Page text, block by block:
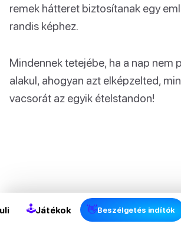
remek hátteret biztosítanak egy
randis képhez.
Mindennek tetejébe, ha a nap nem
alakul, ahogyan azt elképzelted,
vacsorát az egyik ételstandon!
🕹Játékok 👋Beszélgetés indítók